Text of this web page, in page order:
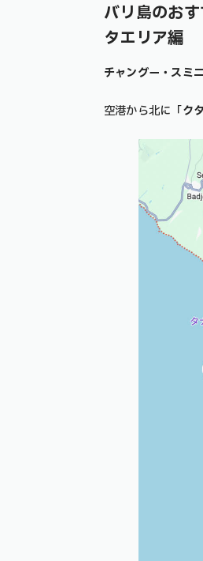
バリ島のお
タエリア編
チャングー・スミ
空港から北に「ク